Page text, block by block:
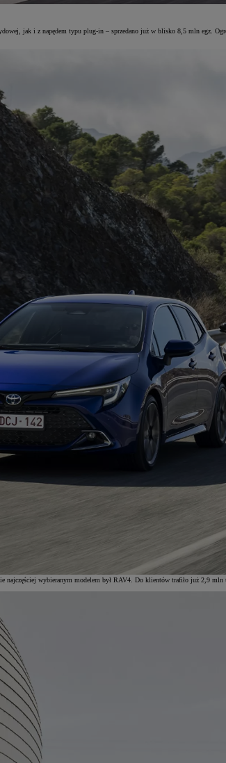
jak i z napędem typu plug-in – sprzedano już w blisko 8,5 mln egz.
najczęściej wybieranym modelem był RAV4. Do klientów trafiło już 2,9